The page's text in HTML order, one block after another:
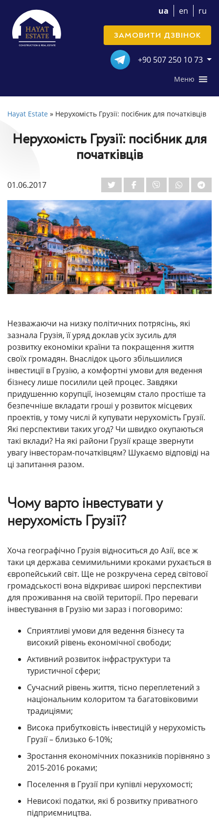
ua en ru
+90 507 250 10 73
ЗАМОВИТИ ДЗВІНОК
Меню
Hayat Estate » Нерухомість Грузії: посібник для початківців
Нерухомість Грузії: посібник для
початківців
01.06.2017
Незважаючи на низку політичних потрясінь, які
зазнала Грузія, її уряд доклав усіх зусиль для
розвитку економіки країни та покращення життя
своїх громадян. Внаслідок цього збільшилися
інвестиції в Грузію, а комфортні умови для ведення
бізнесу лише посилили цей процес. Завдяки
придушенню корупції, іноземцям стало простіше та
безпечніше вкладати гроші у розвиток місцевих
проектів, у тому числі й купувати нерухомість Грузії.
Які перспективи таких угод? Чи швидко окупаються
такі вклади? На які райони Грузії краще звернути
увагу інвесторам-початківцям? Шукаємо відповіді на
ці запитання разом.
Чому варто інвестувати у
нерухомість Грузії?
Хоча географічно Грузія відноситься до Азії, все ж
таки ця держава семимильними кроками рухається в
європейський світ. Ще не розкручена серед світової
громадськості вона відкриває широкі перспективи
для проживання на своїй території. Про переваги
інвестування в Грузію ми зараз і поговоримо:
Сприятливі умови для ведення бізнесу та
високий рівень економічної свободи;
Активний розвиток інфраструктури та
туристичної сфери;
Сучасний рівень життя, тісно переплетений з
національним колоритом та багатовіковими
традиціями;
Висока прибутковість інвестицій у нерухомість
Грузії – близько 6-10%;
Зростання економічних показників порівняно з
2015-2016 роками;
Поселення в Грузії при купівлі нерухомості;
Невисокі податки, які б розвитку приватного
підприємництва.